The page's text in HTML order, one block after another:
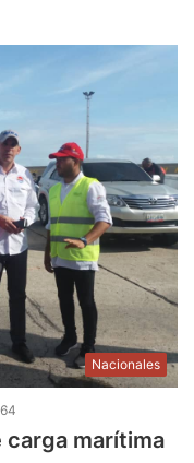
Nacionales
carga marítima